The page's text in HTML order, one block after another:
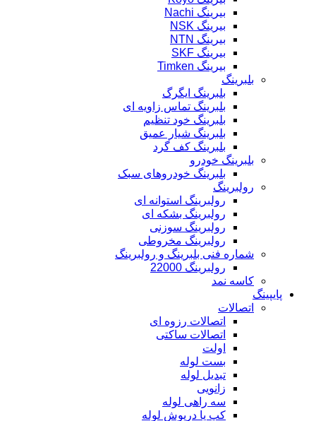
بیرینگ Nachi
بیرینگ NSK
بیرینگ NTN
بیرینگ SKF
بیرینگ Timken
بلبرینگ
بلبرینگ ایگرگ
بلبرینگ تماس زاویه ای
بلبرینگ خود تنظیم
بلبرینگ شیار عمیق
بلبرینگ کف گرد
بلبرینگ خودرو
بلبرینگ خودروهای سبک
رولبرینگ
رولبرینگ استوانه ای
رولبرینگ بشکه ای
رولبرینگ سوزنی
رولبرینگ مخروطی
شماره فنی بلبرینگ و رولبرینگ
رولبرینگ 22000
کاسه نمد
پایپینگ
اتصالات
اتصالات رزوه ای
اتصالات ساکتی
اولت
بست لوله
تبدیل لوله
زانویی
سه راهی لوله
کپ یا درپوش لوله